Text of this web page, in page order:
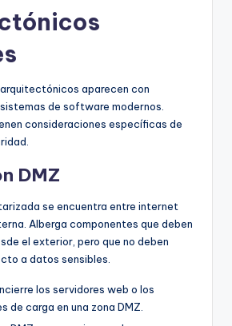
aparecen con
de software modernos.
consideraciones específicas de
DMZ
se encuentra entre internet
Alberga componentes que deben
el exterior, pero que no deben
a datos sensibles.
los servidores web o los
de carga en una zona DMZ.